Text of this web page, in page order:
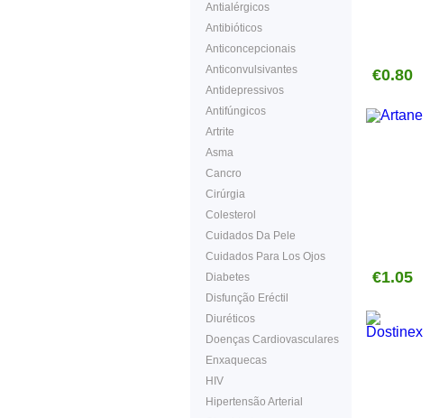
Antialérgicos
Antibióticos
Anticoncepcionais
Anticonvulsivantes
Antidepressivos
Antifúngicos
Artrite
Asma
Cancro
Cirúrgia
Colesterol
Cuidados Da Pele
Cuidados Para Los Ojos
Diabetes
Disfunção Eréctil
Diuréticos
Doenças Cardiovasculares
Enxaquecas
HIV
Hipertensão Arterial
€0.80
€1.05